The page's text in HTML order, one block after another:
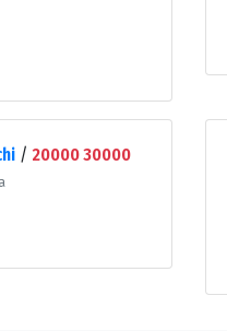
/ 20000 30000